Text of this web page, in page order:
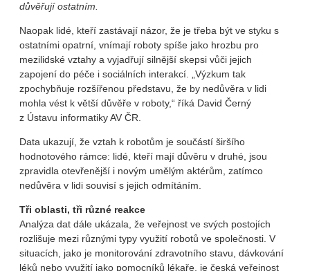
důvěřují ostatním.
Naopak lidé, kteří zastávají názor, že je třeba být ve styku s
ostatními opatrní, vnímají roboty spíše jako hrozbu pro
mezilidské vztahy a vyjadřují silnější skepsi vůči jejich
zapojení do péče i sociálních interakcí. „Výzkum tak
zpochybňuje rozšířenou představu, že by nedůvěra v lidi
mohla vést k větší důvěře v roboty,“ říká David Černý
z Ústavu informatiky AV ČR.
Data ukazují, že vztah k robotům je součástí širšího
hodnotového rámce: lidé, kteří mají důvěru v druhé, jsou
zpravidla otevřenější i novým umělým aktérům, zatímco
nedůvěra v lidi souvisí s jejich odmítáním.
Tři oblasti, tři různé reakce
Analýza dat dále ukázala, že veřejnost ve svých postojích
rozlišuje mezi různými typy využití robotů ve společnosti. V
situacích, jako je monitorování zdravotního stavu, dávkování
léků nebo využití jako pomocníků lékaře, je česká veřejnost